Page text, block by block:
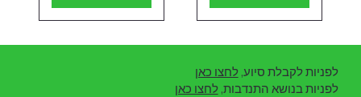
לפניות לקבלת סיוע,לחצו כאן
לפניות בנושא התנדבות,לחצו כאן